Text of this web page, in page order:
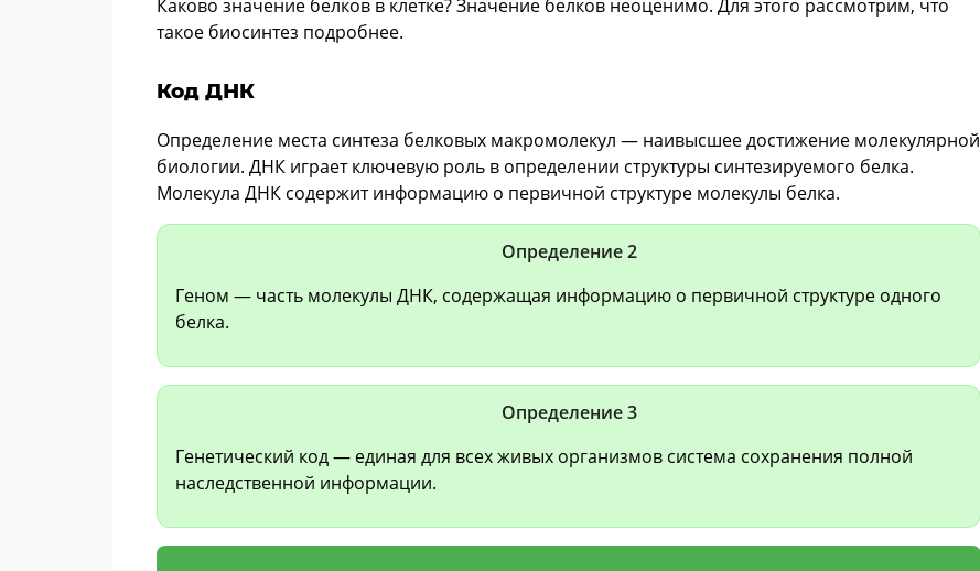
Каково значение белков в клетке? Значение белков неоценимо. Для этого рассмотрим, что
такое биосинтез подробнее.
Код ДНК
Определение места синтеза белковых макромолекул — наивысшее достижение молекулярной
биологии. ДНК играет ключевую роль в определении структуры синтезируемого белка.
Молекула ДНК содержит информацию о первичной структуре молекулы белка.
Определение 2
Геном — часть молекулы ДНК, содержащая информацию о первичной структуре одного
белка.
Определение 3
Генетический код — единая для всех живых организмов система сохранения полной
наследственной информации.